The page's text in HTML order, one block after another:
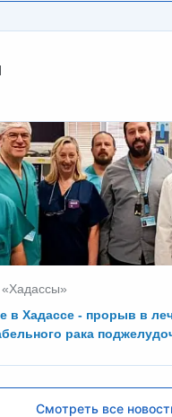
в Хадассе - прорыв в
рака
Смотреть все